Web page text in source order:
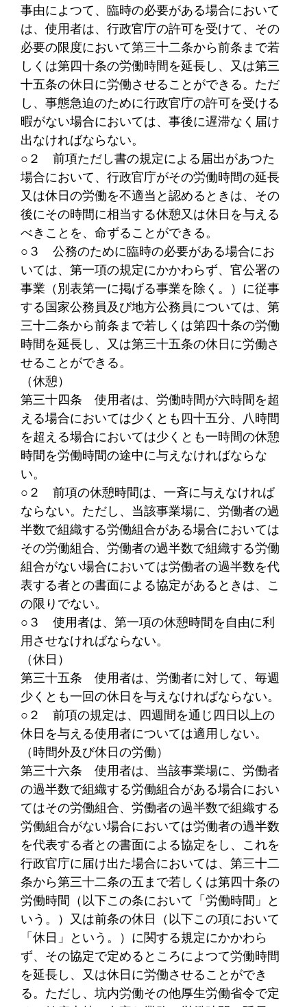
事由によつて、臨時の必要がある場合において
は、使用者は、行政官庁の許可を受けて、その
必要の限度において第三十二条から前条まで若
しくは第四十条の労働時間を延長し、又は第三
十五条の休日に労働させることができる。ただ
し、事態急迫のために行政官庁の許可を受ける
暇がない場合においては、事後に遅滞なく届け
出なければならない。
○２ 前項ただし書の規定による届出があつた
場合において、行政官庁がその労働時間の延長
又は休日の労働を不適当と認めるときは、その
後にその時間に相当する休憩又は休日を与える
べきことを、命ずることができる。
○３ 公務のために臨時の必要がある場合にお
いては、第一項の規定にかかわらず、官公署の
事業（別表第一に掲げる事業を除く。）に従事
する国家公務員及び地方公務員については、第
三十二条から前条まで若しくは第四十条の労働
時間を延長し、又は第三十五条の休日に労働さ
せることができる。
（休憩）
第三十四条 使用者は、労働時間が六時間を超
える場合においては少くとも四十五分、八時間
を超える場合においては少くとも一時間の休憩
時間を労働時間の途中に与えなければならな
い。
○２ 前項の休憩時間は、一斉に与えなければ
ならない。ただし、当該事業場に、労働者の過
半数で組織する労働組合がある場合においては
その労働組合、労働者の過半数で組織する労働
組合がない場合においては労働者の過半数を代
表する者との書面による協定があるときは、こ
の限りでない。
○３ 使用者は、第一項の休憩時間を自由に利
用させなければならない。
（休日）
第三十五条 使用者は、労働者に対して、毎週
少くとも一回の休日を与えなければならない。
○２ 前項の規定は、四週間を通じ四日以上の
休日を与える使用者については適用しない。
（時間外及び休日の労働）
第三十六条 使用者は、当該事業場に、労働者
の過半数で組織する労働組合がある場合におい
てはその労働組合、労働者の過半数で組織する
労働組合がない場合においては労働者の過半数
を代表する者との書面による協定をし、これを
行政官庁に届け出た場合においては、第三十二
条から第三十二条の五まで若しくは第四十条の
労働時間（以下この条において「労働時間」と
いう。）又は前条の休日（以下この項において
「休日」という。）に関する規定にかかわら
ず、その協定で定めるところによつて労働時間
を延長し、又は休日に労働させることができ
る。ただし、坑内労働その他厚生労働省令で定